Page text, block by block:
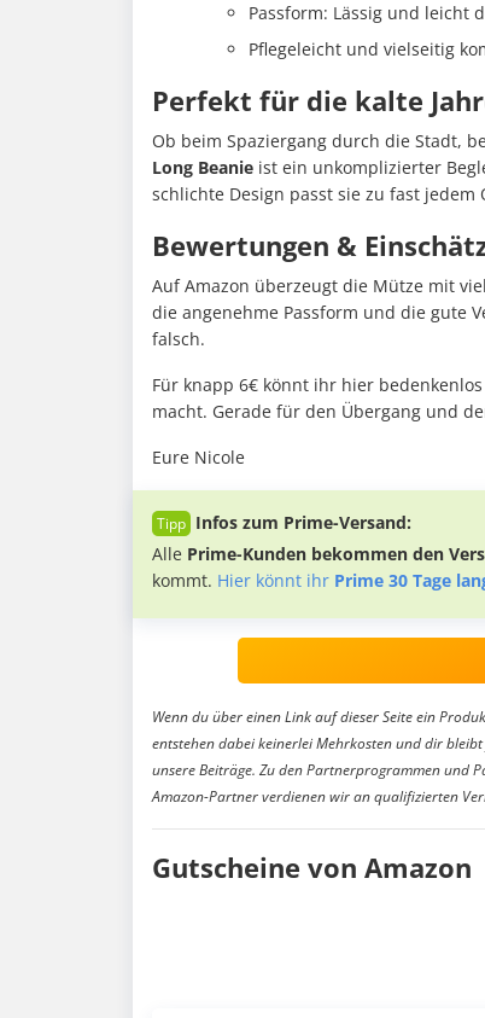
Passform: Lässig und leicht
Pflegeleicht und vielseitig
Perfekt für die kalte
Ob beim Spaziergang durch die Stadt,
Long Beanie ist ein unkomplizierter
schlichte Design passt sie zu fast jedem
Bewertungen &
Auf Amazon überzeugt die Mütze mit
die angenehme Passform und die gute
falsch.
Für knapp 6€ könnt ihr hier
macht. Gerade für den Übergang und
Eure Nicole
Infos zum Prime-Versand:
Alle Prime-Kunden bekommen den
kommt. Hier könnt ihr Prime 30 Tage
Wenn du über einen Link auf dieser Seite ein
entstehen dabei keinerlei Mehrkosten und dir
unsere Beiträge. Zu den Partnerprogrammen und
Amazon-Partner verdienen wir an qualifizierten
Gutscheine von Amazon